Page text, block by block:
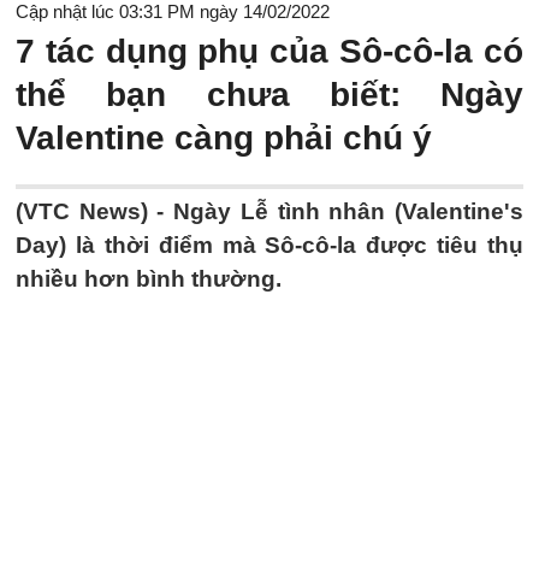
Cập nhật lúc 03:31 PM ngày 14/02/2022
7 tác dụng phụ của Sô-cô-la có
thể bạn chưa biết: Ngày
Valentine càng phải chú ý
(VTC News) - Ngày Lễ tình nhân (Valentine's
Day) là thời điểm mà Sô-cô-la được tiêu thụ
nhiều hơn bình thường.